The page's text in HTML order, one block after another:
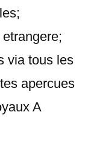
via tous les
apercues
A